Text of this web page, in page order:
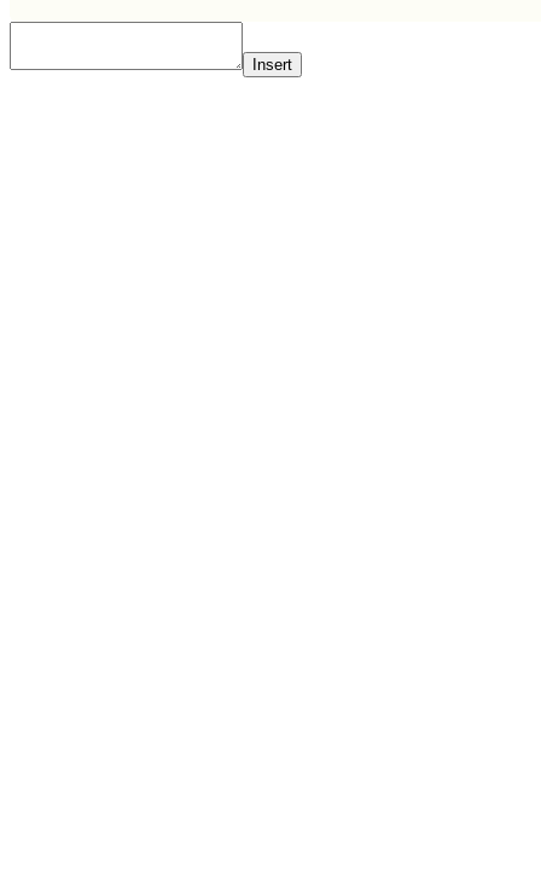
Insert